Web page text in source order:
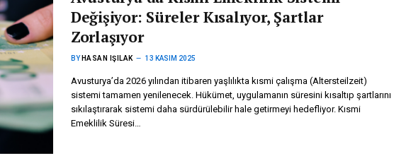
Değişiyor: Süreler Kısalıyor, Şartlar
Zorlaşıyor
BY HASAN IŞILAK 13 KASIM 2025
Avusturya’da 2026 yılından itibaren yaşlılıkta kısmi çalışma (Altersteilzeit)
sistemi tamamen yenilenecek. Hükümet, uygulamanın süresini kısaltıp şartlarını
sıkılaştırarak sistemi daha sürdürülebilir hale getirmeyi hedefliyor. Kısmi
Emeklilik Süresi…